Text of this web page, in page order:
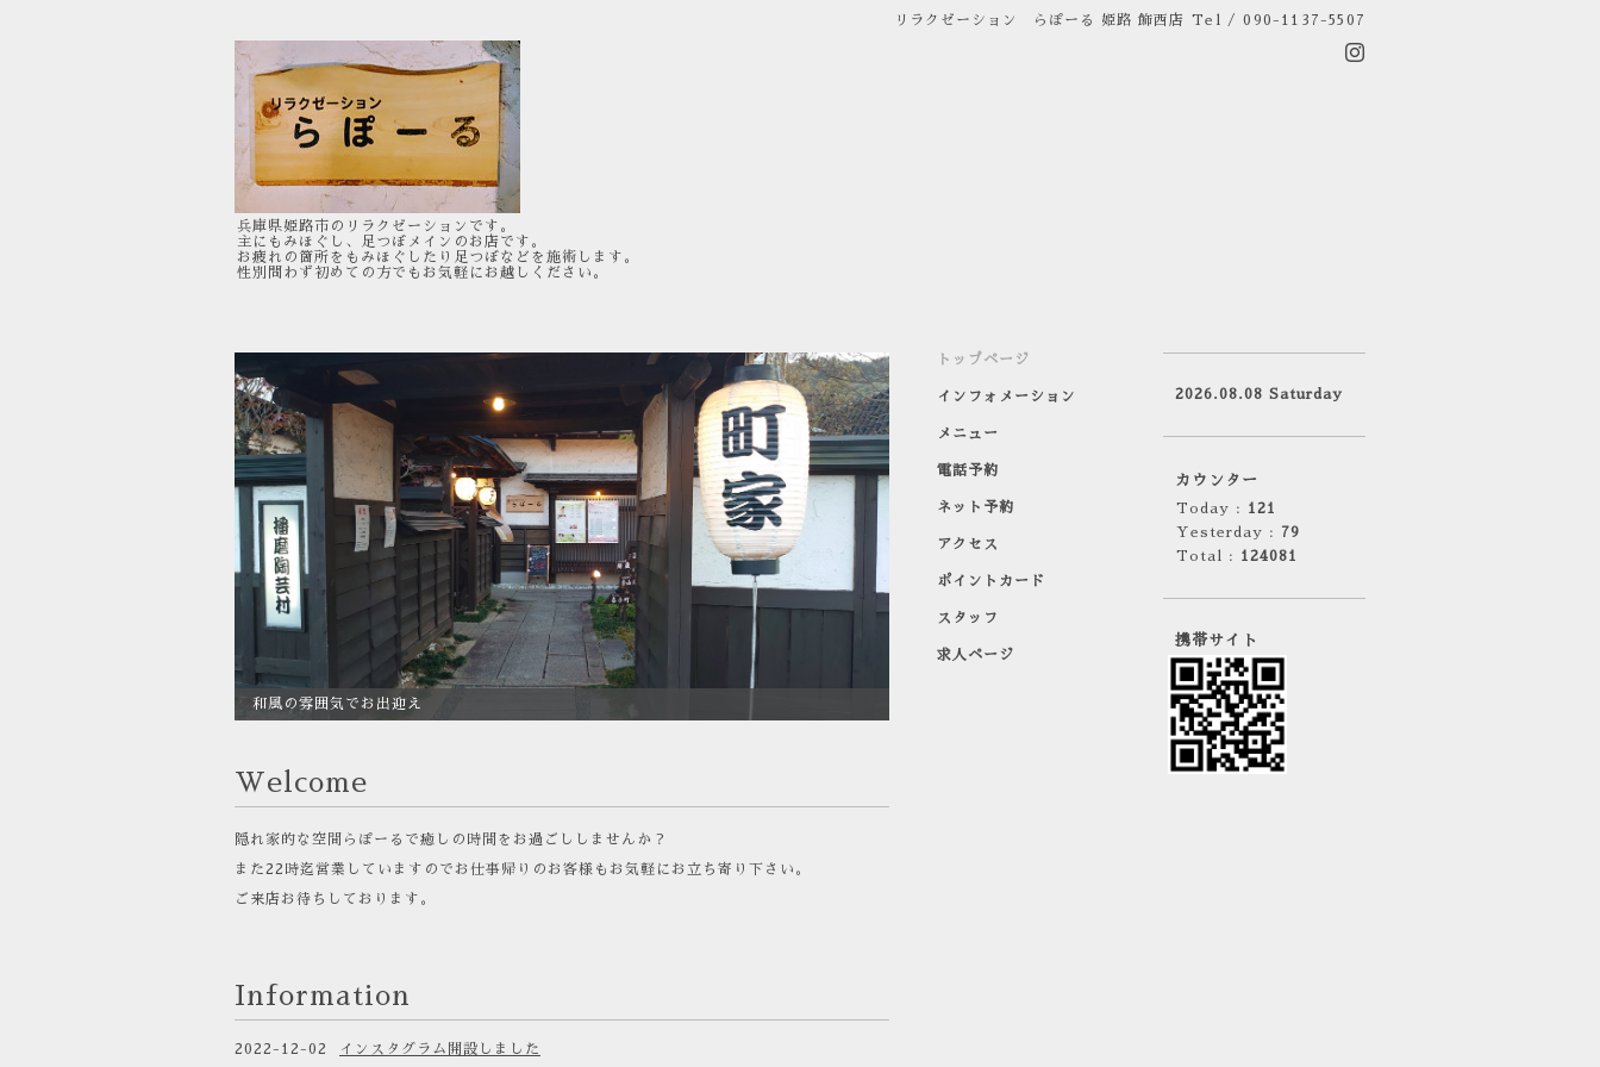
リラクゼーション らぽーる 姫路 飾西店 Tel / 090-1137-5507
兵庫県姫路市のリラクゼーションです。
主にもみほぐし、足つぼメインのお店です。
お疲れの箇所をもみほぐしたり足つぼなどを施術します。
性別問わず初めての方でもお気軽にお越しください。
和風の雰囲気でお出迎え
Welcome
隠れ家的な空間らぽーるで癒しの時間をお過ごししませんか？
また22時迄営業していますのでお仕事帰りのお客様もお気軽にお立ち寄り下さい。
ご来店お待ちしております。
Information
2022-12-02 インスタグラム開設しました
トップページ
インフォメーション
メニュー
電話予約
ネット予約
アクセス
ポイントカード
スタッフ
求人ページ
2026.08.08 Saturday
カウンター
Today : 121
Yesterday : 79
Total : 124081
携帯サイト